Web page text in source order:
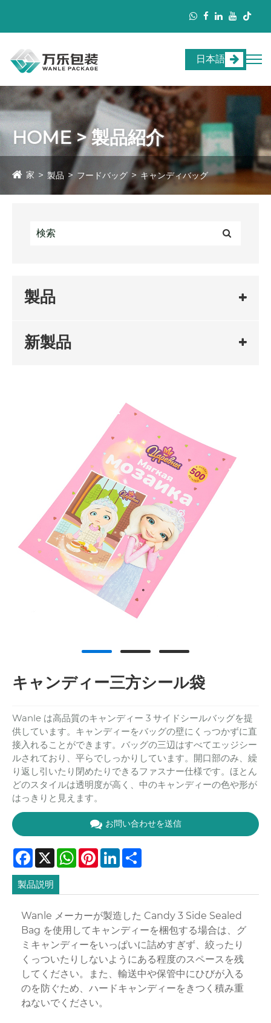
日本語
HOME > 製品紹介
家 製品 フードバッグ キャンディバッグ
製品
新製品
キャンディー三方シール袋
Wanle は高品質のキャンディー 3 サイドシールバッグを提
供しています。キャンディーをバッグの壁にくっつかずに直
接入れることができます。バッグの三辺はすべてエッジシー
ルされており、平らでしっかりしています。開口部のみ、繰
り返し引いたり閉めたりできるファスナー仕様です。ほとん
どのスタイルは透明度が高く、中のキャンディーの色や形が
はっきりと見えます。
お問い合わせを送信
Facebook
X WhatsApp
PinterestLinkedIn
製品説明
Wanle メーカーが製造した Candy 3 Side Sealed
Bag を使用してキャンディーを梱包する場合は、グ
ミキャンディーをいっぱいに詰めすぎず、絞ったり
くっついたりしないようにある程度のスペースを残
してください。また、輸送中や保管中にひびが入る
のを防ぐため、ハードキャンディーをきつく積み重
ねないでください。